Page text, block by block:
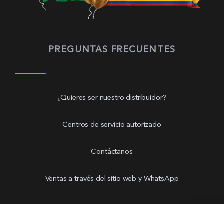
PREGUNTAS FRECUENTES
¿Quieres ser nuestro distribuidor?
Centros de servicio autorizado
Contáctanos
Ventas a través del sitio web y WhatsApp